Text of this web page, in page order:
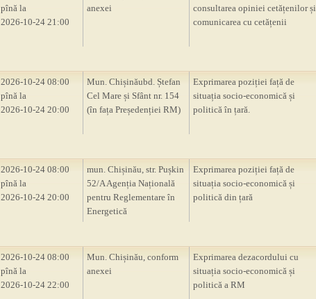
pînă la
2026-10-24 21:00
anexei
consultarea opiniei cetățenilor și
comunicarea cu cetățenii
2026-10-24 08:00
pînă la
2026-10-24 20:00
Mun. Chișinăubd. Ștefan
Cel Mare și Sfânt nr. 154
(în fața Președenției RM)
Exprimarea poziției față de
situația socio-economică și
politică în țară.
2026-10-24 08:00
pînă la
2026-10-24 20:00
mun. Chișinău, str. Pușkin
52/A Agenția Națională
pentru Reglementare în
Energetică
Exprimarea poziției față de
situația socio-economică și
politică din țară
2026-10-24 08:00
pînă la
2026-10-24 22:00
Mun. Chișinău, conform
anexei
Exprimarea dezacordului cu
situația socio-economică și
politică a RM